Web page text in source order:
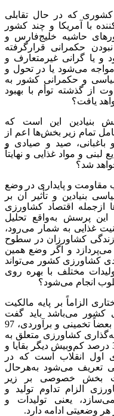
کشوری که در حال تقابلی
با آمریکا و چند کشور
حاشیه خلیج‌فارس و
حکمرانی قرارگرفته
و یا گرانی غیرمتعارف و
مواجه می‌شود یا در تحول و
و حکمرانی کشور به
از گذشته توأم با بهبود
یافت؟
بنیادین این است که
تمام زیر بخش‌ها اعم از
صید و صیادی و
و مواد غذایی و نهایتاً
شد؟
و پایداری در وضع
بنیادین و تأثیر آن بر
ازجمله اقتصاد کشاورزی
پرسش به‌واقع تحلیل
غذایی به شمار می‌رود،
کشاورزان در سطوح
و اگر وضع همین
کشاورزی کشور می‌تواند
مختلف با بهره روی
انجام می‌شود؟
الزاماً بر پایه مالکیت
کشور می‌باشد باید گفت
طبق آمارهای موجود و بعضاً تخمینی و برآوردی، 97
کشاورزی متعلق به
بخش خصوصی است. 3 درصد کم‌وبیش دیگر بقایا و
اول انقلاب است که در
تعریف می‌شود به‌هرحال
بخش خصوصی بر زیر
الزام تداوم تولید و
یعنی تولیدات و
وضعیتی ادامه دارد.